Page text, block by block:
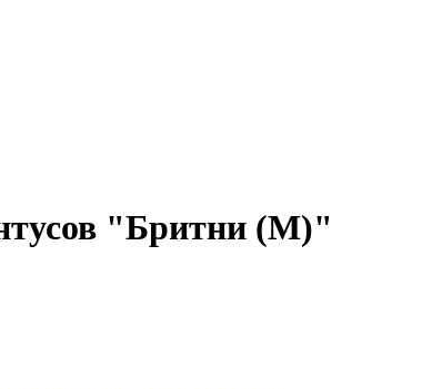
"Бритни (M)"